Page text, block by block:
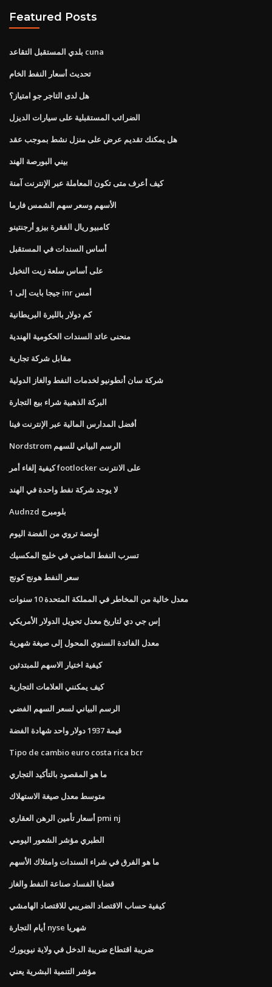
Featured Posts
بلدي المستقبل التقاعد cuna
تحديث أسعار النفط الخام
هل لدى التاجر جو امتياز؟
الضرائب المستقبلية على سيارات الديزل
هل يمكنك تقديم عرض على منزل نشط بموجب عقد
بيني البورصة الهند
كيف أعرف متى تكون المعاملة عبر الإنترنت آمنة
الأسهم وسعر سهم الشمس فارما
كامبيو ريال الفقرة بيزو أرجنتينو
أساس السندات في المستقبل
على أساس سلعة زيت النخيل
1 جيجا بايت إلى inr أمس
كم دولار بالليرة البريطانية
منحنى عائد السندات الحكومية الهندية
مقابل شركة تجارية
شركة سان أنطونيو لخدمات النفط والغاز الدولية
البركة الذهبية شراء بيع التجارة
أفضل المدارس المالية عبر الإنترنت فينا
Nordstrom الرسم البياني للسهم
كيفية إلغاء أمر footlocker على الانترنت
لا يوجد شركة نفط واحدة في الهند
Audnzd بلومبرج
أونصة تروي من الفضة اليوم
تسرب النفط الماضي في خليج المكسيك
سعر النفط هونج كونج
معدل خالية من المخاطر في المملكة المتحدة 10 سنوات
إس جي دي لتاريخ معدل تحويل الدولار الأمريكي
معدل الفائدة السنوي المحول إلى صيغة شهرية
كيفية اختيار الاسهم للمبتدئين
كيف يمكنني العلامات التجارية
الرسم البياني لسعر السهم الفضي
قيمة 1937 دولار واحد شهادة الفضة
Tipo de cambio euro costa rica bcr
ما هو المقصود بالتأكيد التجاري
متوسط ​​معدل صيغة الاستهلاك
أسعار تأمين الرهن العقاري pmi nj
الطبري مؤشر الشعور اليومي
ما هو الفرق في شراء السندات وامتلاك الأسهم
قضايا الفساد صناعة النفط والغاز
كيفية حساب الاقتصاد الضريبي للاقتصاد الهامشي
أيام التجارة nyse شهريا
ضريبة اقتطاع ضريبة الدخل في ولاية نيويورك
مؤشر التنمية البشرية يعني